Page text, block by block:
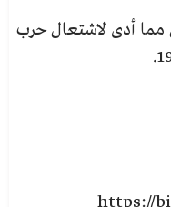
مما أدى لاشتعال حرب